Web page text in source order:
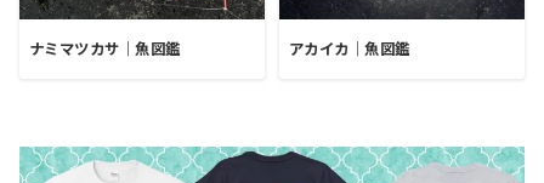
ナミマツカサ｜魚図鑑 アカイカ｜魚図鑑